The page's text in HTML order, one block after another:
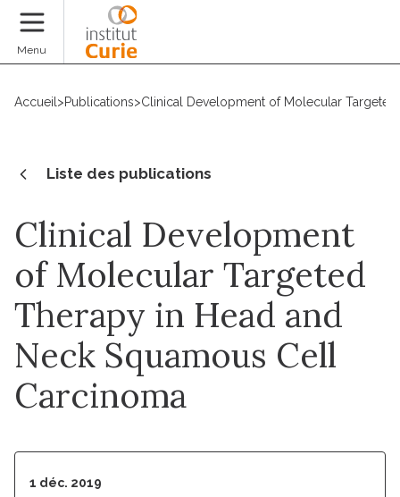
Menu
Accueil >Publications>Clinical Development of Molecular
Liste des publications
Clinical Development
of Molecular Targeted
Therapy in Head and
Neck Squamous Cell
Carcinoma
1 déc. 2019